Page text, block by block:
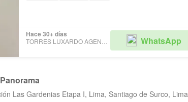
Hace 30+ días
TORRES LUXARDO AGENCIA INMOBILIARIA WhatsApp
Las Gardenias Etapa I, Lima, Santiago de Surco, Lima